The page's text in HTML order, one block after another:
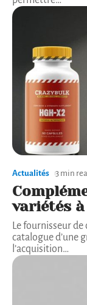
Actualités 3 min
variétés
Le fournisseur
catalogue d’une
l’acquisition…